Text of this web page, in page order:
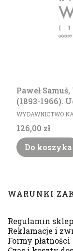
Paweł
(1893-1966).
orędownik
PRODUCENT
WYDAWNICTWO
Cena
126,00 zł
Do koszyka
Linki w
WARUNKI
Regulamin
Reklamacje i
Formy płatności